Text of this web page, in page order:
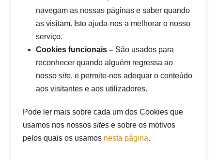
navegam as nossas páginas e saber quando
as visitam. Isto ajuda-nos a melhorar o nosso
serviço.
Cookies funcionais – São usados para
reconhecer quando alguém regressa ao
nosso site, e permite-nos adequar o conteúdo
aos visitantes e aos utilizadores.
Pode ler mais sobre cada um dos Cookies que
usamos nos nossossitese sobre os motivos
pelos quais os usamos nesta página.